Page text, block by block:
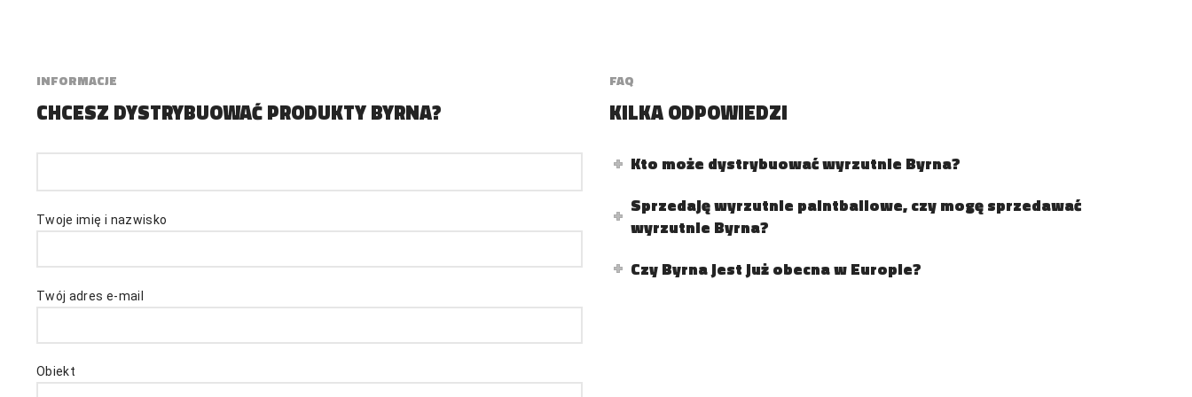
INFORMACJE
CHCESZ DYSTRYBUOWAĆ PRODUKTY BYRNA?
Twoje imię i nazwisko
Twój adres e-mail
Obiekt
FAQ
KILKA ODPOWIEDZI
Kto może dystrybuować wyrzutnie Byrna?
Sprzedaję wyrzutnie paintballowe, czy mogę sprzedawać
wyrzutnie Byrna?
Czy Byrna jest już obecna w Europie?